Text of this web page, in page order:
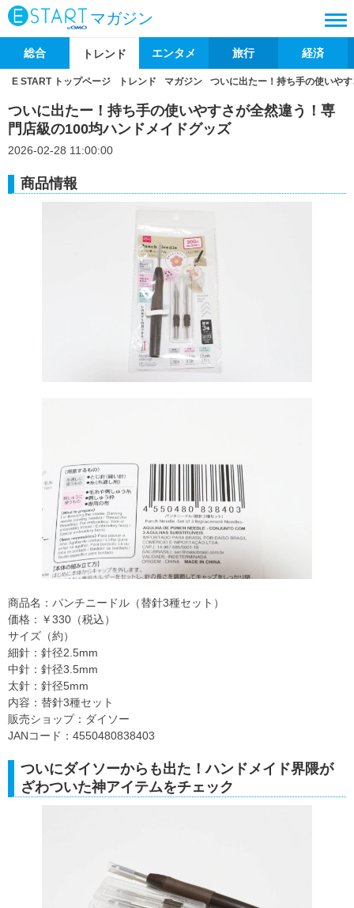
マガジン
総合 トレンド エンタメ 旅行 経済
E START トップページ トレンド マガジン ついに出たー！持ち手の使いや
ついに出たー！持ち手の使いやすさが全然違う！専
門店級の100均ハンドメイドグッズ
2026-02-28 11:00:00
商品情報
商品名：パンチニードル（替針3種セット）
価格：￥330（税込）
サイズ（約）
細針：針径2.5mm
中針：針径3.5mm
太針：針径5mm
内容：替針3種セット
販売ショップ：ダイソー
JANコード：4550480838403
ついにダイソーからも出た！ハンドメイド界隈が
ざわついた神アイテムをチェック